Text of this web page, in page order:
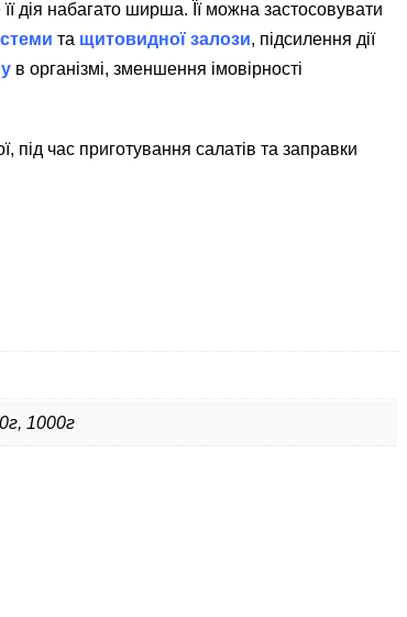
дія набагато ширша. Її можна застосовувати
та щитовидної залози, підсилення дії
в організмі, зменшення імовірності
час приготування салатів та заправки
1000г